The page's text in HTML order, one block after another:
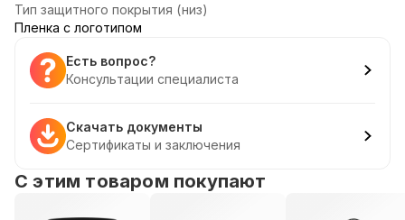
Тип защитного покрытия (низ)
Пленка с логотипом
Есть вопрос?
Консультации специалиста
Скачать документы
Сертификаты и заключения
С этим товаром покупают